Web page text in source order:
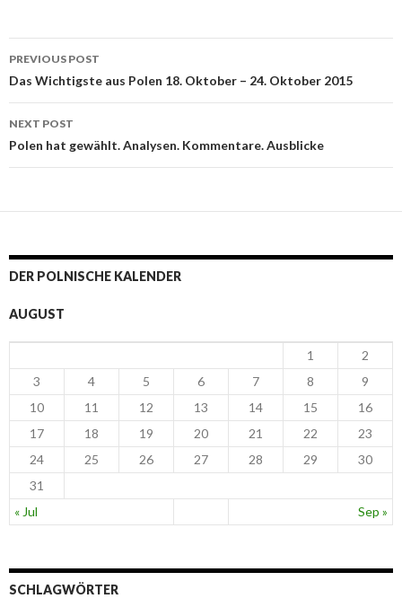
Post navigation
PREVIOUS POST
Das Wichtigste aus Polen 18. Oktober – 24. Oktober 2015
NEXT POST
Polen hat gewählt. Analysen. Kommentare. Ausblicke
DER POLNISCHE KALENDER
AUGUST
« Jul Sep »
1
2
3
4 5 6 7 8
9
10
11 12 13 14 15
16
17
18 19 20 21 22
23
24
25 26 27 28 29
30
31
SCHLAGWÖRTER